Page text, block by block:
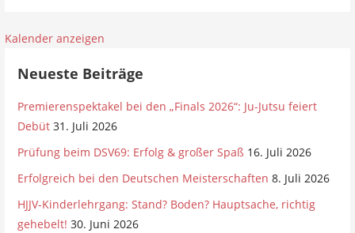
Kalender anzeigen
Neueste Beiträge
Premierenspektakel bei den „Finals 2026“: Ju-Jutsu feiert
Debüt 31. Juli 2026
Prüfung beim DSV69: Erfolg & großer Spaß 16. Juli 2026
Erfolgreich bei den Deutschen Meisterschaften 8. Juli 2026
HJJV-Kinderlehrgang: Stand? Boden? Hauptsache, richtig
gehebelt! 30. Juni 2026